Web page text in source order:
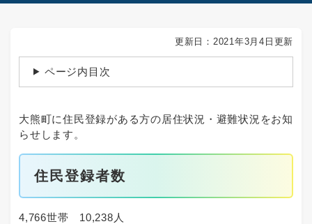
更新日：2021年3月4日更新
ページ内目次
大熊町に住民登録がある方の居住状況・避難状況をお知
らせします。
住民登録者数
4,766世帯 10,238人